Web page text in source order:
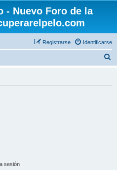
- Nuevo Foro de la
Identificarse
Registrarse
sesión